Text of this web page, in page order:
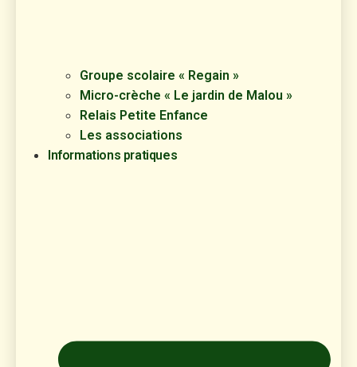
Groupe scolaire « Regain »
Micro-crèche « Le jardin de Malou »
Relais Petite Enfance
Les associations
Informations pratiques